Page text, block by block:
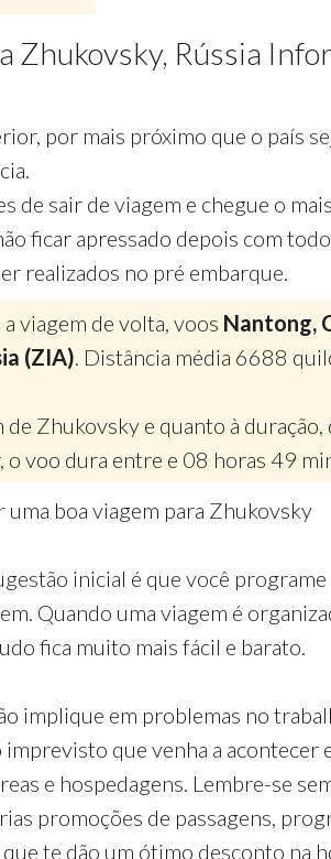
Zhukovsky, Rússia
por mais próximo que o país
de sair de viagem e chegue o
ficar apressado depois com
realizados no pré embarque.
viagem de volta, voos Nantong,
(ZIA). Distância média 6688
de Zhukovsky e quanto à
o voo dura entre e 08 horas 49
boa viagem para Zhukovsky
inicial é que você programe
Quando uma viagem é
fica muito mais fácil e barato.
implique em problemas no
que venha a acontecer
e hospedagens. Lembre-se
promoções de passagens,
te dão um ótimo desconto na